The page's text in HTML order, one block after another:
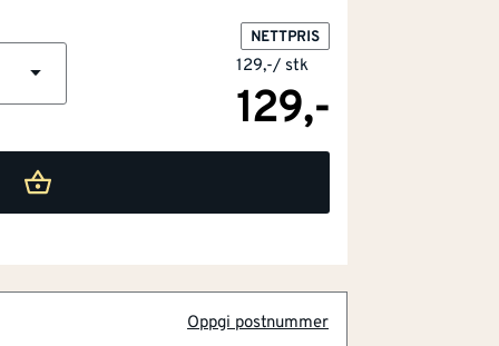
NETTPRIS
129,-/ stk
129,-
Oppgi postnummer